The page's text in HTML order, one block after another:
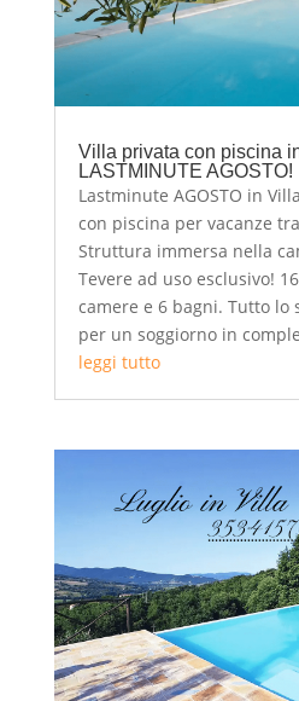
Villa privata con piscina
LASTMINUTE AGOSTO!
Lastminute AGOSTO in
con piscina per vacanze
Struttura immersa nella
Tevere ad uso esclusivo!
camere e 6 bagni. Tutto lo
per un soggiorno in
leggi tutto